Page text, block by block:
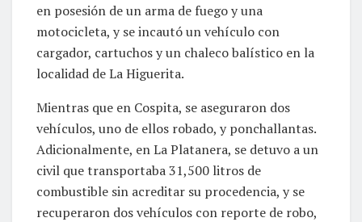
en posesión de un arma de fuego y una
motocicleta, y se incautó un vehículo con
cargador, cartuchos y un chaleco balístico en la
localidad de La Higuerita.
Mientras que en Cospita, se aseguraron dos
vehículos, uno de ellos robado, y ponchallantas.
Adicionalmente, en La Platanera, se detuvo a un
civil que transportaba 31,500 litros de
combustible sin acreditar su procedencia, y se
recuperaron dos vehículos con reporte de robo,